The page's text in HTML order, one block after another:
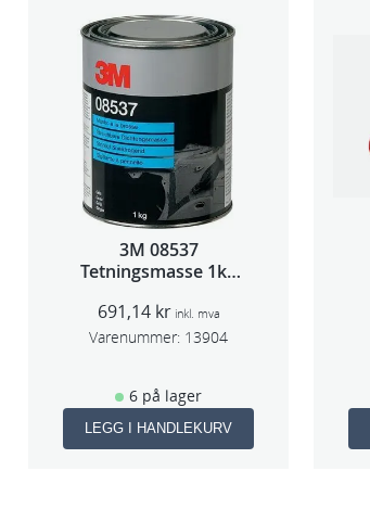
3M 08537
Tetningsmasse 1kg
691,14 kr inkl. mva
Varenummer: 13904
6 på lager
LEGG I HANDLEKURV